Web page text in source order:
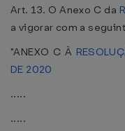
Art. 13. O Anexo C da
a vigorar com a
"ANEXO C À
DE 2020
.....
.....